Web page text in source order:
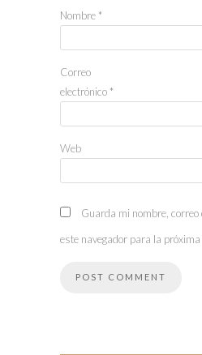
Nombre *
Correo
electrónico *
Web
Guarda mi nombre, correo
este navegador para la próxima